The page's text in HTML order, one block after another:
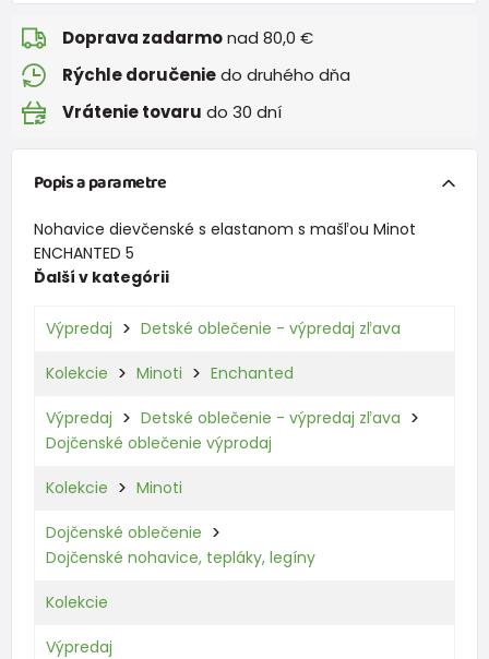
Doprava zadarmonad 80,0 €
Rýchle doručeniedo druhého dňa
Vrátenie tovaru do 30 dní
Popis a parametre
Nohavice dievčenské s elastanom s mašľou Minot
ENCHANTED 5
Ďalší v kategórii
Výpredaj Detské oblečenie - výpredaj zľava
Kolekcie Minoti Enchanted
Výpredaj
Detské oblečenie - výpredaj zľava
Dojčenské oblečenie výprodaj
Kolekcie Minoti
Dojčenské oblečenie
Dojčenské nohavice, tepláky, legíny
Kolekcie
Výpredaj